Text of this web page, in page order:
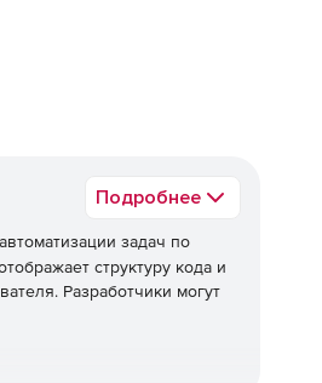
Подробнее
задач по
структуру кода и
Разработчики могут